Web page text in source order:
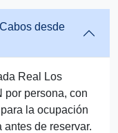
desde
Real Los
por persona, con
la ocupación
de reservar.